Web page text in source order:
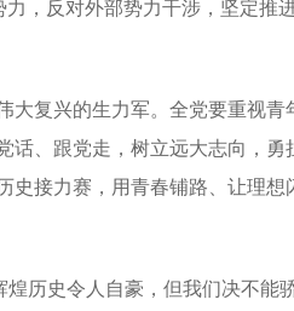
力，反对外部势力干涉，坚定推
大复兴的生力军。全党要重视
话、跟党走，树立远大志向，
史接力赛，用青春铺路、让理想
煌历史令人自豪，但我们决不